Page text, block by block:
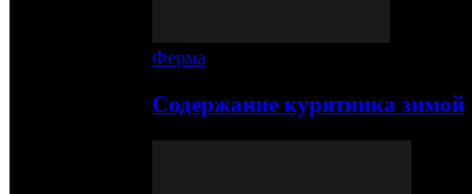
Ферма
Содержание курятника зимой